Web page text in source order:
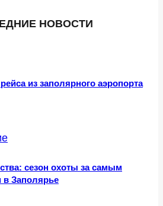
НОВОСТИ
из заполярного аэропорта
сезон охоты за самым
Заполярье